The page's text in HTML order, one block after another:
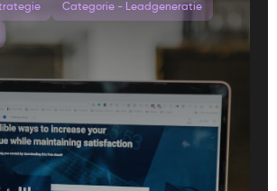
Categorie - Leadgeneratie